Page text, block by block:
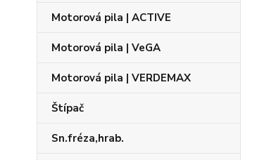
Motorová pila | ACTIVE
Motorová pila | VeGA
Motorová pila | VERDEMAX
Štípač
Sn.fréza,hrab.